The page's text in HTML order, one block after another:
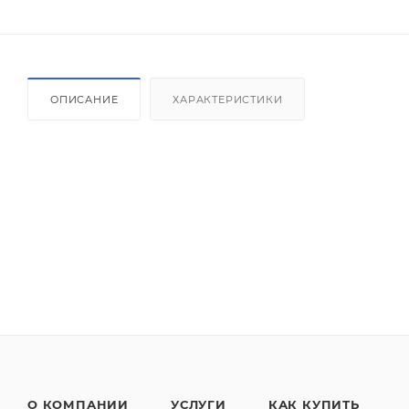
ОПИСАНИЕ ХАРАКТЕРИСТИКИ
О КОМПАНИИ УСЛУГИ КАК КУПИТЬ